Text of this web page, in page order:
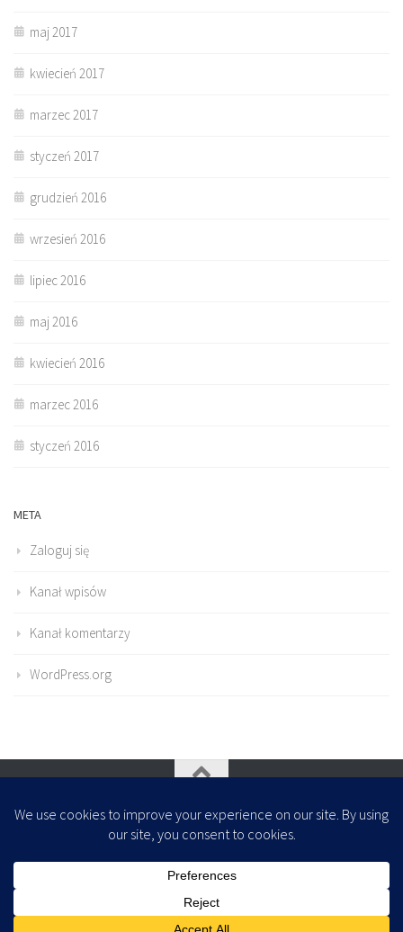
maj 2017
kwiecień 2017
marzec 2017
styczeń 2017
grudzień 2016
wrzesień 2016
lipiec 2016
maj 2016
kwiecień 2016
marzec 2016
styczeń 2016
META
Zaloguj się
Kanał wpisów
Kanał komentarzy
WordPress.org
- Zaprojektowany z